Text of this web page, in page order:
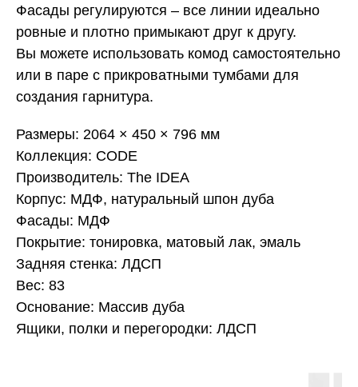
Фасады регулируются – все линии идеально
ровные и плотно примыкают друг к другу.
Вы можете использовать комод самостоятельно
или в паре с прикроватными тумбами для
создания гарнитура.
Размеры: 2064 × 450 × 796 мм
Коллекция: CODE
Производитель: The IDEA
Корпус: МДФ, натуральный шпон дуба
Фасады: МДФ
Покрытие: тонировка, матовый лак, эмаль
Задняя стенка: ЛДСП
Вес: 83
Основание: Массив дуба
Ящики, полки и перегородки: ЛДСП